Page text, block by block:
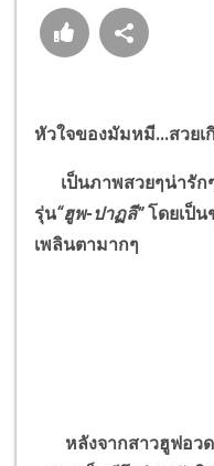
หัวใจของมัมหมี...สวยเ
เป็นภาพสวยๆน่ารัก
รุ่น“ฮูพ-ปาฏลี” โดยเป็
เพลินตามากๆ
หลังจากสาวฮูฟอวด